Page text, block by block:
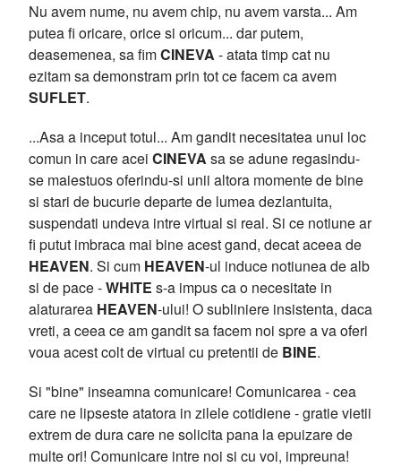
Nu avem nume, nu avem chip, nu avem varsta... Am
putea fi oricare, orice si oricum... dar putem,
deasemenea, sa fimCINEVA - atata timp cat nu
ezitam sa demonstram prin tot ce facem ca avem
SUFLET.
...Asa a inceput totul... Am gandit necesitatea unui loc
comun in care acei CINEVA sa se adune regasindu-
se maiestuos oferindu-si unii altora momente de bine
si stari de bucurie departe de lumea dezlantuita,
suspendati undeva intre virtual si real. Si ce notiune ar
fi putut imbraca mai bine acest gand, decat aceea de
HEAVEN. Si cum HEAVEN-ul induce notiunea de alb
si de pace -WHITE s-a impus ca o necesitate in
alaturarea HEAVEN-ului! O subliniere insistenta, daca
vreti, a ceea ce am gandit sa facem noi spre a va oferi
voua acest colt de virtual cu pretentii de BINE.
Si "bine" inseamna comunicare! Comunicarea - cea
care ne lipseste atatora in zilele cotidiene - gratie vietii
extrem de dura care ne solicita pana la epuizare de
multe ori! Comunicare intre noi si cu voi, impreuna!